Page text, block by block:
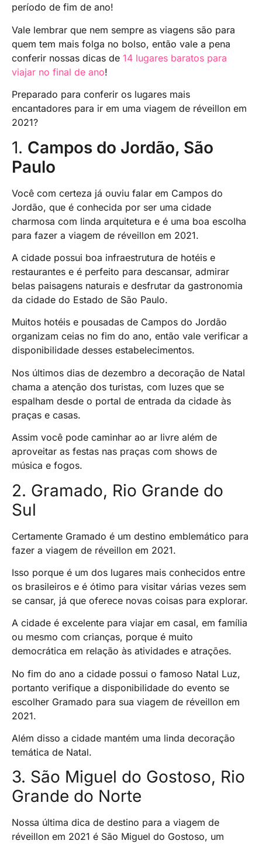
período de fim de ano!
Vale lembrar que nem sempre as viagens são para
quem tem mais folga no bolso, então vale a pena
conferir nossas dicas de 14 lugares baratos para
viajar no final de ano!
Preparado para conferir os lugares mais
encantadores para ir em uma viagem de réveillon em
2021?
1. Campos do Jordão, São
Paulo
Você com certeza já ouviu falar em Campos do
Jordão, que é conhecida por ser uma cidade
charmosa com linda arquitetura e é uma boa escolha
para fazer a viagem de réveillon em 2021.
A cidade possui boa infraestrutura de hotéis e
restaurantes e é perfeito para descansar, admirar
belas paisagens naturais e desfrutar da gastronomia
da cidade do Estado de São Paulo.
Muitos hotéis e pousadas de Campos do Jordão
organizam ceias no fim do ano, então vale verificar a
disponibilidade desses estabelecimentos.
Nos últimos dias de dezembro a decoração de Natal
chama a atenção dos turistas, com luzes que se
espalham desde o portal de entrada da cidade às
praças e casas.
Assim você pode caminhar ao ar livre além de
aproveitar as festas nas praças com shows de
música e fogos.
2. Gramado, Rio Grande do
Sul
Certamente Gramado é um destino emblemático para
fazer a viagem de réveillon em 2021.
Isso porque é um dos lugares mais conhecidos entre
os brasileiros e é ótimo para visitar várias vezes sem
se cansar, já que oferece novas coisas para explorar.
A cidade é excelente para viajar em casal, em família
ou mesmo com crianças, porque é muito
democrática em relação às atividades e atrações.
No fim do ano a cidade possui o famoso Natal Luz,
portanto verifique a disponibilidade do evento se
escolher Gramado para sua viagem de réveillon em
2021.
Além disso a cidade mantém uma linda decoração
temática de Natal.
3. São Miguel do Gostoso, Rio
Grande do Norte
Nossa última dica de destino para a viagem de
réveillon em 2021 é São Miguel do Gostoso, um